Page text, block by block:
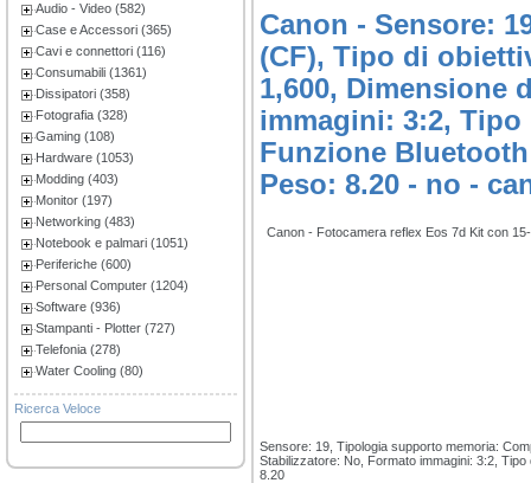
Audio - Video (582)
Case e Accessori (365)
Cavi e connettori (116)
Consumabili (1361)
Dissipatori (358)
Fotografia (328)
Gaming (108)
Hardware (1053)
Modding (403)
Monitor (197)
Networking (483)
Notebook e palmari (1051)
Periferiche (600)
Personal Computer (1204)
Software (936)
Stampanti - Plotter (727)
Telefonia (278)
Water Cooling (80)
Ricerca Veloce
Canon - Sensore:
(CF), Tipo di
1,600, Dimensione
immagini: 3:2, Tipo
Funzione
Peso: 8.20 - no -
Canon - Fotocamera reflex Eos 7d Kit con
Sensore: 19, Tipologia supporto memoria:
Stabilizzatore: No, Formato immagini: 3:2,
8.20